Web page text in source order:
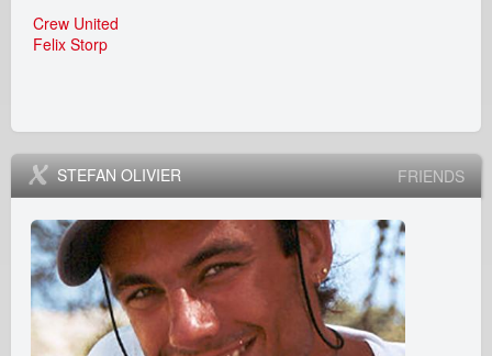
Crew United
Felix Storp
STEFAN OLIVIER FRIENDS